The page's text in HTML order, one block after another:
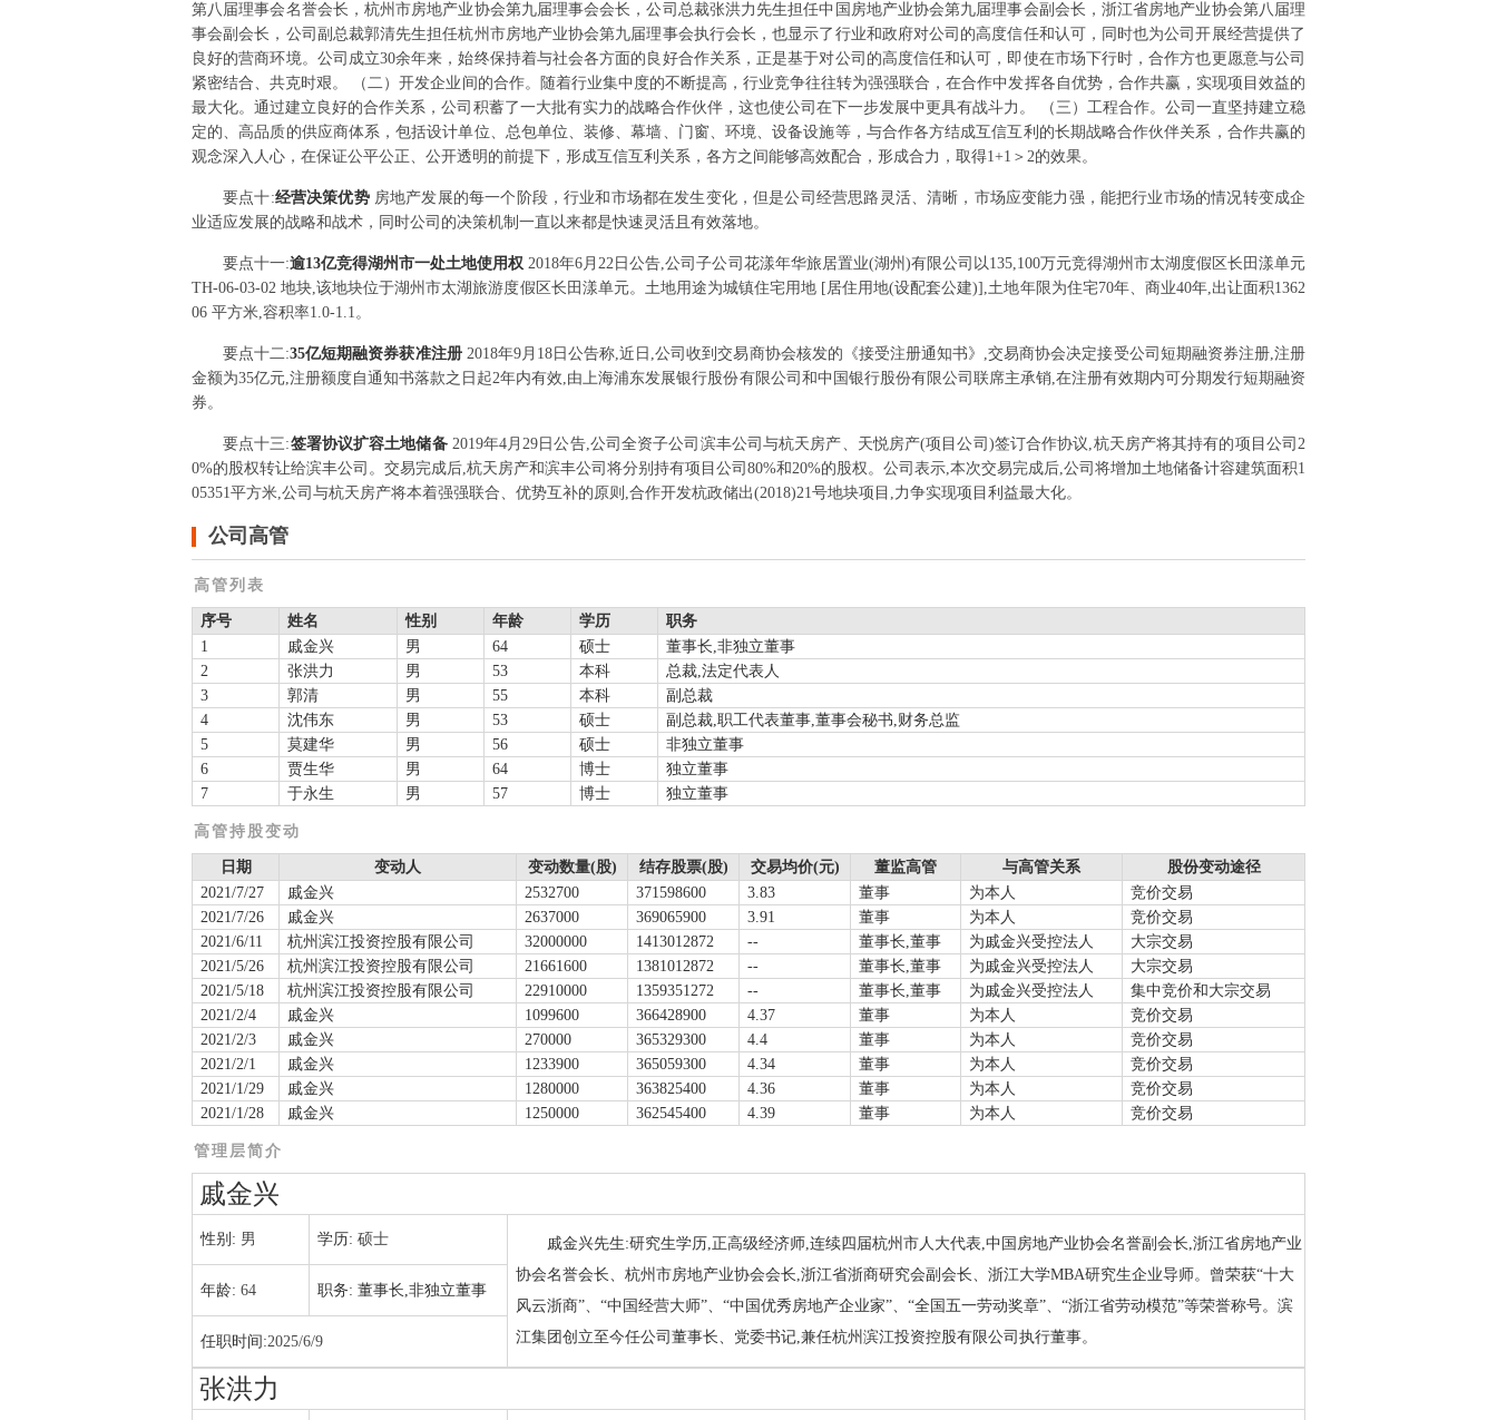
第八届理事会名誉会长，杭州市房地产业协会第九届理事会会长，公司总裁张洪力先生担任中国房地产业协会第九届理事会副会长，浙江省房地产业协会第八届理
事会副会长，公司副总裁郭清先生担任杭州市房地产业协会第九届理事会执行会长，也显示了行业和政府对公司的高度信任和认可，同时也为公司开展经营提供了
良好的营商环境。公司成立30余年来，始终保持着与社会各方面的良好合作关系，正是基于对公司的高度信任和认可，即使在市场下行时，合作方也更愿意与公司
紧密结合、共克时艰。 （二）开发企业间的合作。随着行业集中度的不断提高，行业竞争往往转为强强联合，在合作中发挥各自优势，合作共赢，实现项目效益的
最大化。通过建立良好的合作关系，公司积蓄了一大批有实力的战略合作伙伴，这也使公司在下一步发展中更具有战斗力。 （三）工程合作。公司一直坚持建立稳
定的、高品质的供应商体系，包括设计单位、总包单位、装修、幕墙、门窗、环境、设备设施等，与合作各方结成互信互利的长期战略合作伙伴关系，合作共赢的
观念深入人心，在保证公平公正、公开透明的前提下，形成互信互利关系，各方之间能够高效配合，形成合力，取得1+1＞2的效果。
要点十:经营决策优势 房地产发展的每一个阶段，行业和市场都在发生变化，但是公司经营思路灵活、清晰，市场应变能力强，能把行业市场的情况转变成企
业适应发展的战略和战术，同时公司的决策机制一直以来都是快速灵活且有效落地。
要点十一:逾13亿竞得湖州市一处土地使用权2018年6月22日公告,公司子公司花漾年华旅居置业(湖州)有限公司以135,100万元竞得湖州市太湖度假区长田漾单元
TH-06-03-02 地块,该地块位于湖州市太湖旅游度假区长田漾单元。土地用途为城镇住宅用地 [居住用地(设配套公建)],土地年限为住宅70年、商业40年,出让面积1362
06 平方米,容积率1.0-1.1。
要点十二:35亿短期融资券获准注册 2018年9月18日公告称,近日,公司收到交易商协会核发的《接受注册通知书》,交易商协会决定接受公司短期融资券注册,注册
金额为35亿元,注册额度自通知书落款之日起2年内有效,由上海浦东发展银行股份有限公司和中国银行股份有限公司联席主承销,在注册有效期内可分期发行短期融资
券。
要点十三:签署协议扩容土地储备 2019年4月29日公告,公司全资子公司滨丰公司与杭天房产、天悦房产(项目公司)签订合作协议,杭天房产将其持有的项目公司2
0%的股权转让给滨丰公司。交易完成后,杭天房产和滨丰公司将分别持有项目公司80%和20%的股权。公司表示,本次交易完成后,公司将增加土地储备计容建筑面积1
05351平方米,公司与杭天房产将本着强强联合、优势互补的原则,合作开发杭政储出(2018)21号地块项目,力争实现项目利益最大化。
公司高管
高管列表
序号 姓名 性别 年龄 学历
职务
1
戚金兴 男 64 硕士
董事长,非独立董事
2
张洪力 男 53 本科
总裁,法定代表人
3
郭清 男 55 本科
副总裁
4
沈伟东 男 53 硕士
副总裁,职工代表董事,董事会秘书,财务总监
5
莫建华 男 56 硕士
非独立董事
6
贾生华 男 64 博士
独立董事
7
于永生 男 57 博士 独立董事
高管持股变动
日期 变动人 变动数量(股) 结存股票(股) 交易均价(元) 董监高管 与高管关系
股份变动途径
2021/7/27
戚金兴 2532700 371598600 3.83 董事 为本人
竞价交易
2021/7/26
戚金兴 2637000 369065900 3.91 董事 为本人
竞价交易
2021/6/11
杭州滨江投资控股有限公司 32000000 1413012872 -- 董事长,董事 为戚金兴受控法人
大宗交易
2021/5/26
杭州滨江投资控股有限公司 21661600 1381012872 -- 董事长,董事 为戚金兴受控法人
大宗交易
2021/5/18
杭州滨江投资控股有限公司 22910000 1359351272 -- 董事长,董事 为戚金兴受控法人
集中竞价和大宗交易
2021/2/4
戚金兴 1099600 366428900 4.37 董事 为本人
竞价交易
2021/2/3
戚金兴 270000 365329300 4.4 董事 为本人
竞价交易
2021/2/1
戚金兴 1233900 365059300 4.34 董事 为本人
竞价交易
2021/1/29
戚金兴 1280000 363825400 4.36 董事 为本人
竞价交易
2021/1/28
戚金兴 1250000 362545400 4.39 董事 为本人 竞价交易
管理层简介
戚金兴
性别: 男 学历: 硕士
戚金兴先生:研究生学历,正高级经济师,连续四届杭州市人大代表,中国房地产业协会名誉副会长,浙江省房地产业
协会名誉会长、杭州市房地产业协会会长,浙江省浙商研究会副会长、浙江大学MBA研究生企业导师。曾荣获“十大
风云浙商”、“中国经营大师”、“中国优秀房地产企业家”、“全国五一劳动奖章”、“浙江省劳动模范”等荣誉称号。滨
江集团创立至今任公司董事长、党委书记,兼任杭州滨江投资控股有限公司执行董事。
年龄: 64 职务: 董事长,非独立董事
任职时间:2025/6/9
张洪力